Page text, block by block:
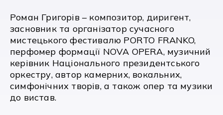
Роман Григорів – композитор, диригент,
засновник та організатор сучасного
мистецького фестивалю PORTO FRANKO,
перфомер формації NOVA OPERA, музичний
керівник Національного президентського
оркестру, автор камерних, вокальних,
симфонічних творів, а також опер та музики
до вистав.